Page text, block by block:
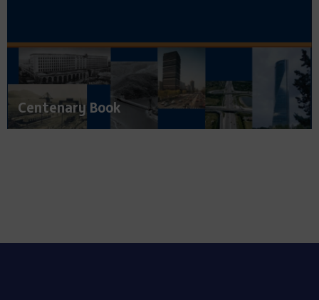
Centenary Book